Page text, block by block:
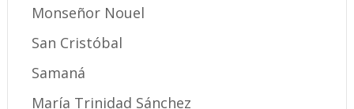
Monseñor Nouel
San Cristóbal
Samaná
María Trinidad Sánchez